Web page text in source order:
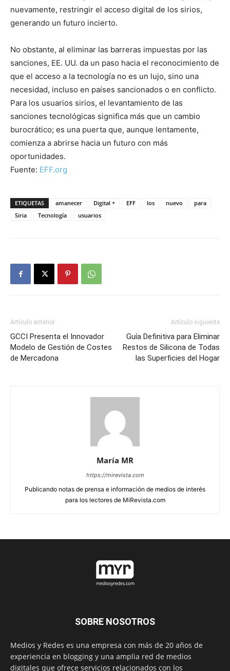
nuevamente, restringir el acceso digital de los sirios,
generando un futuro incierto.
No obstante, al eliminar las barreras impuestas por las
sanciones, EE. UU. da un paso hacia el reconocimiento de
que el acceso a la tecnología no es un lujo, sino una
necesidad, incluso en países sancionados o en conflicto.
Para los usuarios sirios, el levantamiento de las
sanciones tecnológicas significa más que un cambio
burocrático; es una puerta que, aunque lentamente,
comienza a abrirse hacia un futuro con más
oportunidades.
Fuente: EFF.org
ETIQUETAS amanecer Digital + EFF los nuevo
para
Siria
Tecnología usuarios
Artículo anterior
GCCI Presenta el Innovador
Modelo de Gestión de Costes
de Mercadona
Artículo siguiente
Guía Definitiva para Eliminar
Restos de Silicona de Todas
las Superficies del Hogar
María MR
https://mirevista.com
Publicando notas de prensa e información de medios de interés
para los lectores de MiRevista.com
SOBRE NOSOTROS
Medios y Redes es una empresa con más de 20 años de
experiencia en blogging y una amplia red de medios
digitales que ofrece servicios relacionados con los